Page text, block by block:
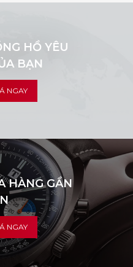
HỒ YÊU
BẠN
NGAY
HÀNG GẦN
NGAY